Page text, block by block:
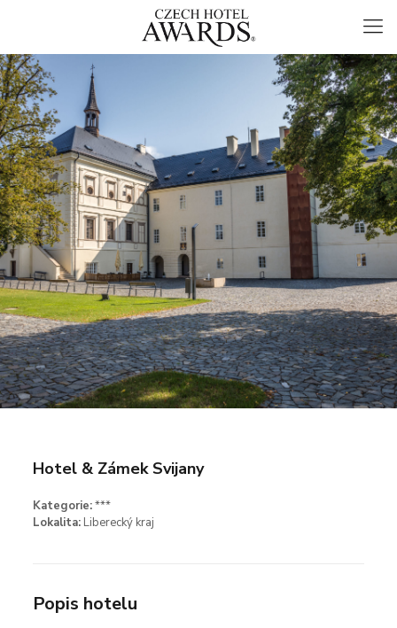
Hotel & Zámek Svijany
Kategorie:***
Lokalita:Liberecký kraj
Popis hotelu